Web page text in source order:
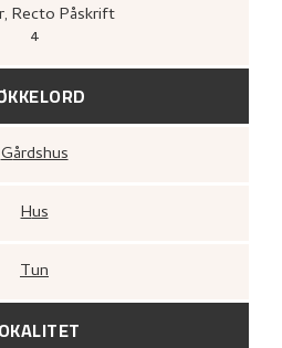
, Recto Påskrift
4
Gårdshus
Hus
Tun